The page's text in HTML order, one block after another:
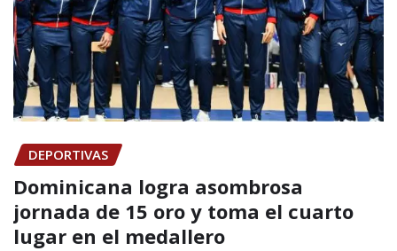
DEPORTIVAS
Dominicana logra asombrosa
jornada de 15 oro y toma el cuarto
lugar en el medallero